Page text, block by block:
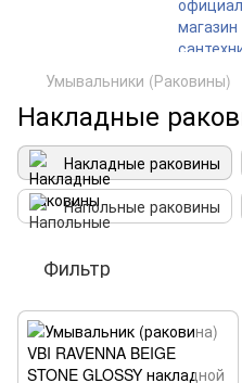
Умывальники (Раковины)
Накладные
Накладные раковины
Напольные раковины
Фильтр